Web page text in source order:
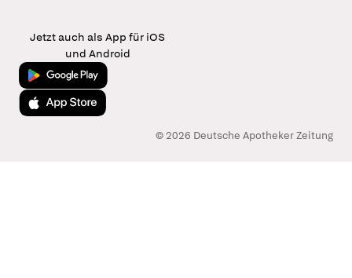
Jetzt auch als App für iOS
und Android
Jetzt bei Google Play
Laden im App Store
© 2026 Deutsche Apotheker Zeitung